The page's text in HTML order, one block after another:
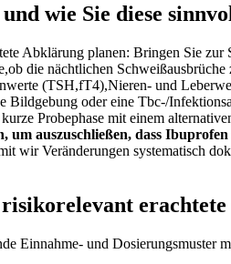
wie Sie diese
⁢Abklärung planen: Bringen ⁣Sie ⁢zur
die nächtlichen
(TSH,fT4),Nieren- und
oder eine Tbc-/
Probephase ​mit ⁤einem
⁤auszuschließen, ⁢dass‌
wir Veränderungen systematisch​
Einnahme- ⁢und‍ Dosierungsmuster